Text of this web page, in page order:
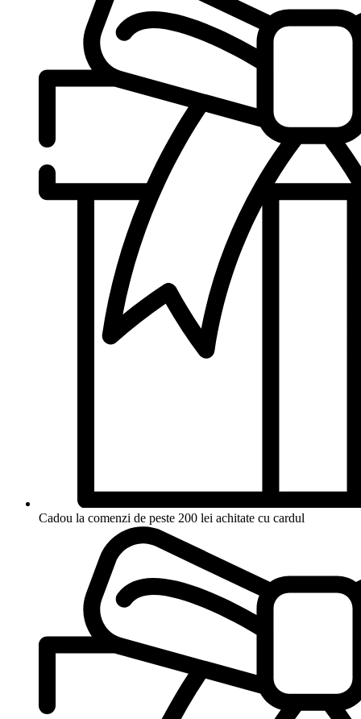
Cadou la comenzi de peste 200 lei achitate cu cardul